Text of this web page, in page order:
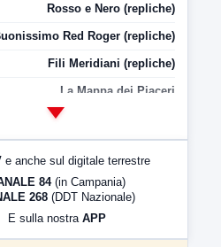
Rosso e Nero (repliche)
Red Roger (repliche)
Fili Meridiani (repliche)
La Mappa dei Piaceri
LabNews (Diretta)
e anche sul digitale terrestre
84 (in Campania)
268 (DDT Nazionale)
E sulla nostra APP